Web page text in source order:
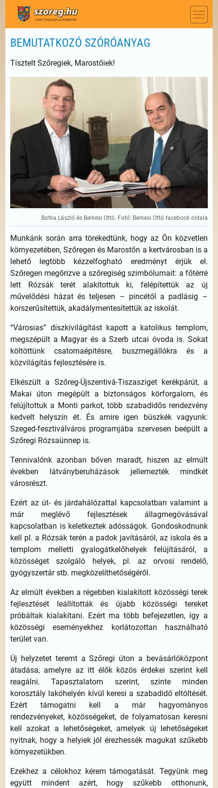
BEMUTATKOZÓ SZÓRÓANYAG
Tisztelt Szőregiek, Marostőiek!
Botka László és Berkesi Ottó. Fotó: Berkesi Ottó facebook oldala
Munkánk során arra törekedtünk, hogy az Ön közvetlen
környezetében, Szőregen és Marostőn a kertvárosban is a
lehető legtöbb kézzelfogható eredményt érjük el.
Szőregen megőrizve a szőregiség szimbólumait: a főtérré
lett Rózsák terét alakítottuk ki, felépítettük az új
művelődési házat és teljesen – pincétől a padlásig –
korszerűsítettük, akadálymentesítettük az iskolát.
“Városias” díszkivilágítást kapott a katolikus templom,
megszépült a Magyar és a Szerb utcai óvoda is. Sokat
költöttünk csatornaépítésre, buszmegállókra és a
közvilágítás fejlesztésére is.
Elkészült a Szőreg-Újszentivá-Tiszasziget kerékpárút, a
Makai úton megépült a biztonságos körforgalom, és
felújítottuk a Monti parkot, több szabadidős rendezvény
kedvelt helyszín ét. És amire igen büszkék vagyunk:
Szeged-fesztiválváros programjába szervesen beépült a
Szőregi Rózsaünnep is.
Tennivalónk azonban bőven maradt, hiszen az elmúlt
években látványberuházások jellemezték mindkét
városrészt.
Ezért az út- és járdahálózattal kapcsolatban valamint a
már meglévő fejlesztések állagmegóvásával
kapcsolatban is keletkeztek adósságok. Gondoskodnunk
kell pl. a Rózsák terén a padok javításáról, az iskola és a
templom melletti gyalogátkelőhelyek felújításáról, a
közösséget szolgáló helyek, pl. az orvosi rendelő,
gyógyszertár stb. megközelíthetőségéről.
Az elmúlt években a régebben kialakított közösségi terek
fejlesztését leállították és újabb közösségi tereket
próbáltak kialakítani. Ezért ma több befejezetlen, így a
közösségi eseményekhez korlátozottan használható
terület van.
Új helyzetet teremt a Szőregi úton a bevásárlóközpont
átadása, amelyre az itt élők közös érdekei szerint kell
reagálni. Tapasztalatom szerint, szinte minden
korosztály lakóhelyén kívül keresi a szabadidő eltöltését.
Ezért támogatni kell a már hagyományos
rendezvényeket, közösségeket, de folyamatosan keresni
kell azokat a lehetőségeket, amelyek új lehetőségeket
nyitnak, hogy a helyiek jól érezhessék magukat szűkebb
környezetükben.
Ezekhez a célokhoz kérem támogatását. Tegyünk meg
együtt mindent azért, hogy szűkebb otthonunk,